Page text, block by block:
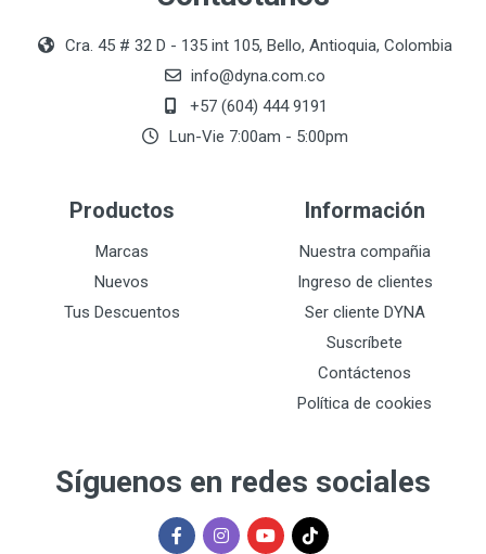
Cra. 45 # 32 D - 135 int 105, Bello, Antioquia, Colombia
info@dyna.com.co
+57 (604) 444 9191
Lun-Vie 7:00am - 5:00pm
Productos
Marcas
Nuevos
Tus Descuentos
Información
Nuestra compañia
Ingreso de clientes
Ser cliente DYNA
Suscríbete
Contáctenos
Política de cookies
Síguenos en redes sociales